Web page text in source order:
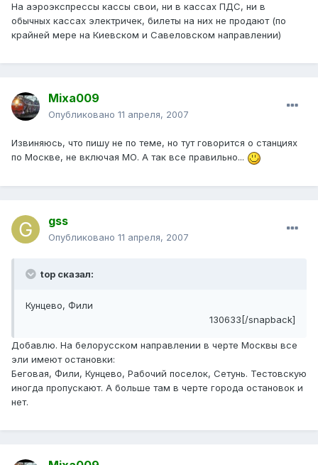
На аэроэкспрессы кассы свои, ни в кассах ПДС, ни в
обычных кассах электричек, билеты на них не продают (по
крайней мере на Киевском и Савеловском направлении)
Mixa009
Опубликовано 11 апреля, 2007
Извиняюсь, что пишу не по теме, но тут говорится о станциях
по Москве, не включая МО. А так все правильно...
gss
Опубликовано 11 апреля, 2007
top сказал:
Кунцево, Фили
130633[/snapback]
Добавлю. На белорусском направлении в черте Москвы все
эли имеют остановки:
Беговая, Фили, Кунцево, Рабочий поселок, Сетунь. Тестовскую
иногда пропускают. А больше там в черте города остановок и
нет.